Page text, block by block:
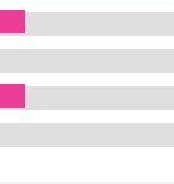
과 유리창이 자주
는 염두에 둔 목적
상통하는 부분이다.
의 눈에 띄어 1953년
전시되긴 했으나 그